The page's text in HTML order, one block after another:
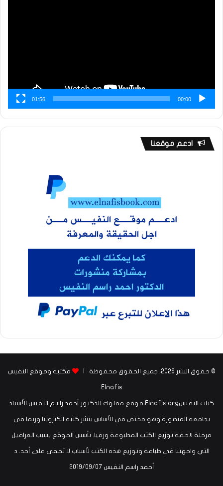
00:00
01:56
ادعم موقعنا
© حقوق النشر 2026، جميع الحقوق محفوظة | مكتبة وموقع النفيس
Elnafis
كتاب النفيسElnafis.org موقع مملوك للدكتور أحمد راسم النفيس الأستاذ
بجامعة المنصورة وهو مختص في الأساس بنشر كتبه الكترونيا وربما في
مرحلة لاحقة توزيع الكتب المطبوعة ورقيا. تأسس الموقع بسبب العراقيل
التي واجهتنا في طباعة وتوزيع هذه الكتب لأسباب لا تخفى على أحد. د
أحمد راسم النفيس ‏07‏/09‏/2019